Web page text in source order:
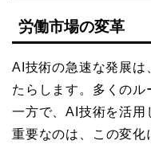
労働市場の変革
AI技術の急速な発展は
たらします。多くのル
一方で、AI技術を活用
重要なのは、この変化